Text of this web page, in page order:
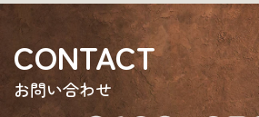
CONTACT
お問い合わせ